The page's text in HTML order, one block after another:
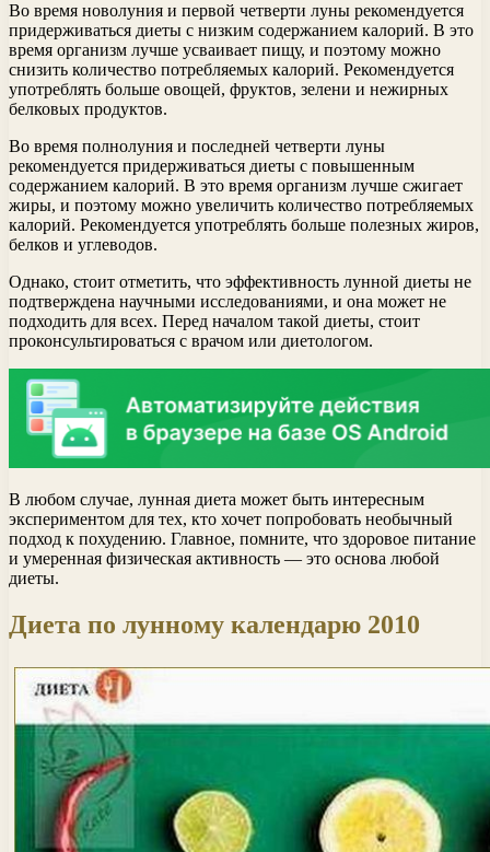
Во время новолуния и первой четверти луны рекомендуется
придерживаться диеты с низким содержанием калорий. В это
время организм лучше усваивает пищу, и поэтому можно
снизить количество потребляемых калорий. Рекомендуется
употреблять больше овощей, фруктов, зелени и нежирных
белковых продуктов.
Во время полнолуния и последней четверти луны
рекомендуется придерживаться диеты с повышенным
содержанием калорий. В это время организм лучше сжигает
жиры, и поэтому можно увеличить количество потребляемых
калорий. Рекомендуется употреблять больше полезных жиров,
белков и углеводов.
Однако, стоит отметить, что эффективность лунной диеты не
подтверждена научными исследованиями, и она может не
подходить для всех. Перед началом такой диеты, стоит
проконсультироваться с врачом или диетологом.
В любом случае, лунная диета может быть интересным
экспериментом для тех, кто хочет попробовать необычный
подход к похудению. Главное, помните, что здоровое питание
и умеренная физическая активность — это основа любой
диеты.
Диета по лунному календарю 2010